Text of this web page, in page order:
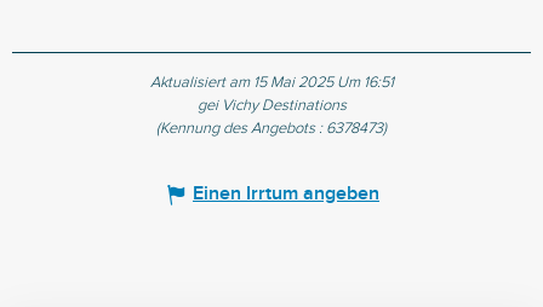
Aktualisiert am 15 Mai 2025 Um 16:51
gei Vichy Destinations
(Kennung des Angebots : 6378473)
Einen Irrtum angeben